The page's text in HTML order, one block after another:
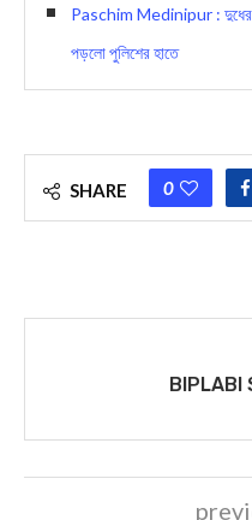
Paschim Medinipur : দুধের
পড়লো পুলিশের হাতে
SHARE 0
BIPLABI